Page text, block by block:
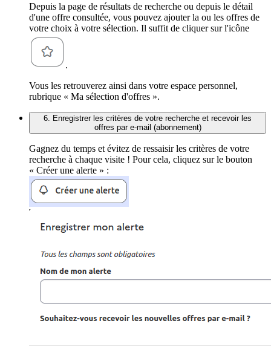
Depuis la page de résultats de recherche ou depuis le détail
d'une offre consultée, vous pouvez ajouter la ou les offres de
votre choix à votre sélection. Il suffit de cliquer sur l'icône
.
Vous les retrouverez ainsi dans votre espace personnel,
rubrique « Ma sélection d'offres ».
6. Enregistrer les critères de votre recherche et recevoir les
offres par e-mail (abonnement)
Gagnez du temps et évitez de ressaisir les critères de votre
recherche à chaque visite ! Pour cela, cliquez sur le bouton
« Créer une alerte » :